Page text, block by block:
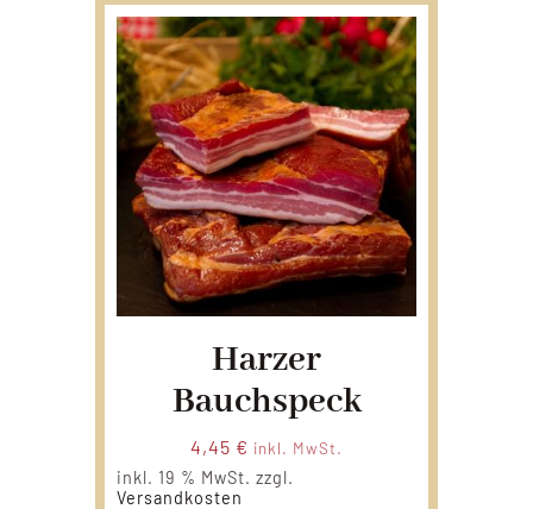
Harzer
Bauchspeck
4,45 € inkl. MwSt.
inkl. 19 % MwSt. zzgl.
Versandkosten